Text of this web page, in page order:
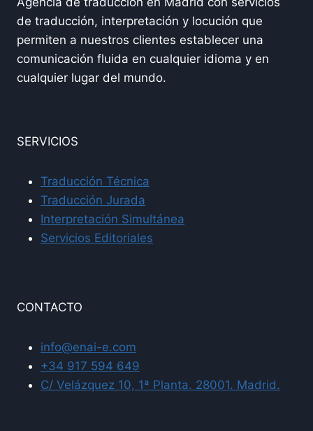
de traducción, interpretación y locución que
permiten a nuestros clientes establecer una
comunicación fluida en cualquier idioma y en
cualquier lugar del mundo.
SERVICIOS
Traducción Técnica
Traducción Jurada
Interpretación Simultánea
Servicios Editoriales
CONTACTO
info@enai-e.com
+34 917 594 649
C/ Velázquez 10, 1ª Planta. 28001. Madrid.